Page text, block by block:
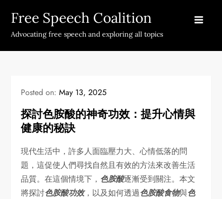
content
Free Speech Coalition
Advocating free speech and exploring all topics
Posted on:May 13, 2025
探討色胺酸的神奇功效：提升心情與
健康的秘訣
現代生活中，許多人面臨壓力大、心情低落的問
題，這促使人們尋找自然且有效的方法來改善生活
品質。在這個情境下， 色胺酸逐漸受到關注。本文
將探討色胺酸功效，以及如何透過色胺酸食物與色